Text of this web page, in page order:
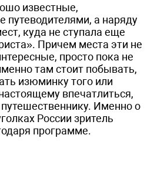
известные,
путеводителями, а наряду
куда не ступала еще
Причем места эти не
просто пока не
там стоит побывать,
изюминку того или
впечатлиться,
Именно о
России зритель
программе.